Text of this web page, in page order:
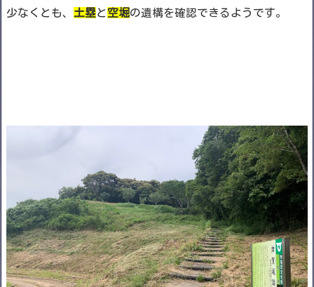
少なくとも、 土塁と 空堀の遺構を確認できるようです。